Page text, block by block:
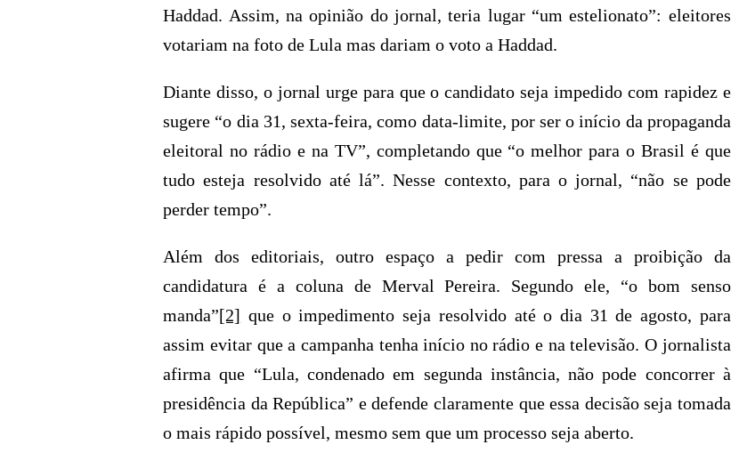
Haddad. Assim, na opinião do jornal, teria lugar “um estelionato”: eleitores
votariam na foto de Lula mas dariam o voto a Haddad.
Diante disso, o jornal urge para que o candidato seja impedido com rapidez e
sugere “o dia 31, sexta-feira, como data-limite, por ser o início da propaganda
eleitoral no rádio e na TV”, completando que “o melhor para o Brasil é que
tudo esteja resolvido até lá”. Nesse contexto, para o jornal, “não se pode
perder tempo”.
Além dos editoriais, outro espaço a pedir com pressa a proibição da
candidatura é a coluna de Merval Pereira. Segundo ele, “o bom senso
manda”[2] que o impedimento seja resolvido até o dia 31 de agosto, para
assim evitar que a campanha tenha início no rádio e na televisão. O jornalista
afirma que “Lula, condenado em segunda instância, não pode concorrer à
presidência da República” e defende claramente que essa decisão seja tomada
o mais rápido possível, mesmo sem que um processo seja aberto.